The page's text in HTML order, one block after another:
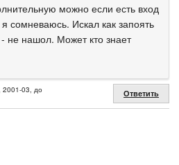
можно если есть вход
сомневаюсь. Искал как запоять
не нашол. Может кто знает
2001-03, до
Ответить